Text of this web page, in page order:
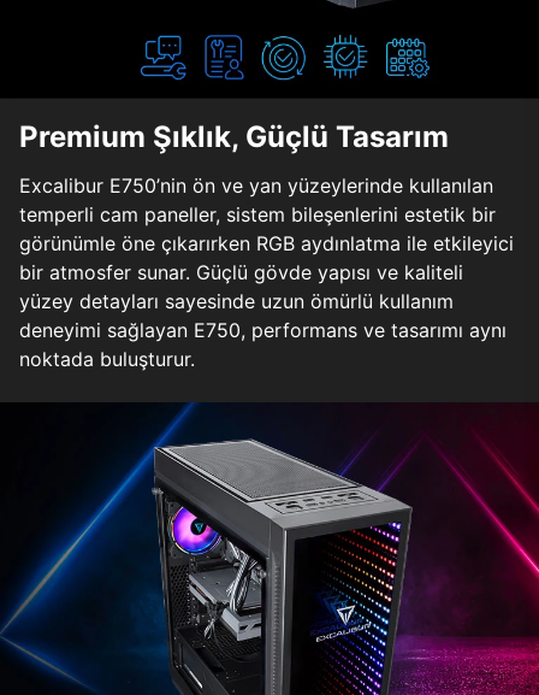
Premium Şıklık, Güçlü Tasarım
Excalibur E750’nin ön ve yan yüzeylerinde kullanılan
temperli cam paneller, sistem bileşenlerini estetik bir
görünümle öne çıkarırken RGB aydınlatma ile etkileyici
bir atmosfer sunar. Güçlü gövde yapısı ve kaliteli
yüzey detayları sayesinde uzun ömürlü kullanım
deneyimi sağlayan E750, performans ve tasarımı aynı
noktada buluşturur.